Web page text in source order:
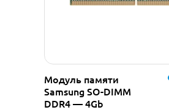
Модуль памяти
Samsung SO-DIMM
DDR4 — 4Gb